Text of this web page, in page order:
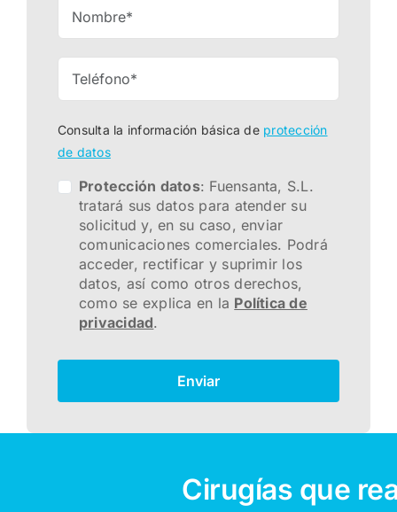
Consulta la información básica de protección
de datos
Protección datos: Fuensanta, S.L.
tratará sus datos para atender su
solicitud y, en su caso, enviar
comunicaciones comerciales. Podrá
acceder, rectificar y suprimir los
datos, así como otros derechos,
como se explica en la Política de
privacidad.
Enviar
Cirugías que